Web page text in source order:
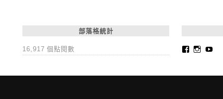
部落格統計
16,917 個點閱數